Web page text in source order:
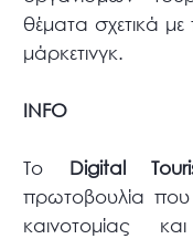
θέματα σχετικά με
μάρκετινγκ.
INFO
Το Digital
πρωτοβουλία
καινοτομίας